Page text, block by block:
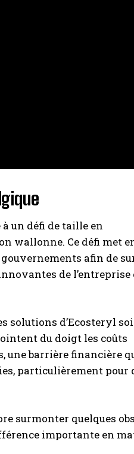
un défi de taille en
wallonne. Ce défi met
afin de
de l’entreprise
solutions d’Ecosteryl
du doigt les coûts
une barrière financière
particulièrement pour
surmonter quelques
importante en